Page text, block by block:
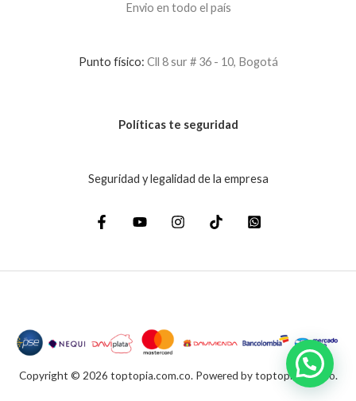
Envio en todo el país
Punto físico: Cll 8 sur # 36 - 10, Bogotá
Políticas te seguridad
Seguridad y legalidad de la empresa
Copyright © 2026 toptopia.com.co. Powered by toptopia.com.co.